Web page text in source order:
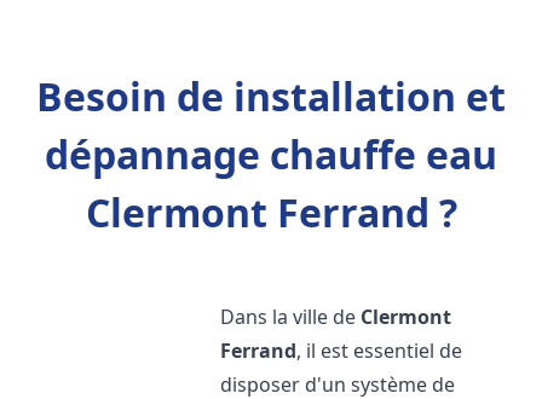
Besoin de installation et
dépannage chauffe eau
Clermont Ferrand ?
Dans la ville de Clermont
Ferrand, il est essentiel de
disposer d'un système de